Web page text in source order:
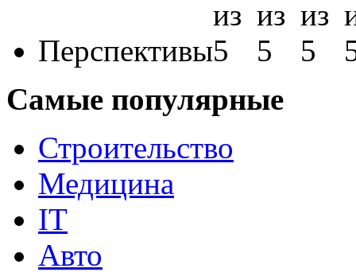
Перспективы
Самые популярные
Строительство
Медицина
IT
Авто